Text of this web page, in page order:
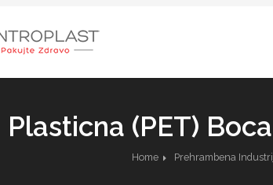
Plasticna (PET)
Home Prehrambena